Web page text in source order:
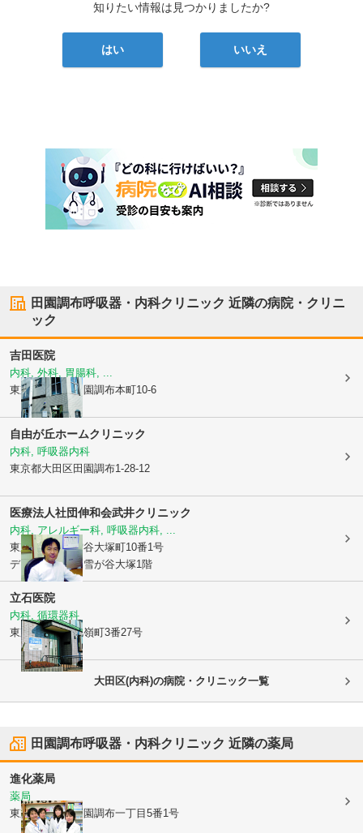
知りたい情報は見つかりましたか?
はい いいえ
田園調布呼吸器・内科クリニック 近隣の病院・クリニ
ック
吉田医院
内科, 外科, 胃腸科, ...
東京都大田区田園調布本町10-6
自由が丘ホームクリニック
内科, 呼吸器内科
東京都大田区 田園調布1-28-12
医療法人社団伸和会武井クリニック
内科, アレルギー科, 呼吸器内科, ...
東京都大田区雪谷大塚町10番1号
デュオステージ雪が谷大塚1階
立石医院
内科, 循環器科
東京都大田区北嶺町3番27号
大田区(内科)の病院・クリニック一覧
田園調布呼吸器・内科クリニック 近隣の薬局
進化薬局
薬局
東京都大田区田園調布一丁目5番1号